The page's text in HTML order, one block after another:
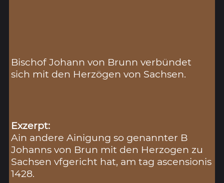
Bischof Johann von Brunn verbündet
sich mit den Herzögen von Sachsen.
Exzerpt:
Ain andere Ainigung so genannter B
Johanns von Brun mit den Herzogen zu
Sachsen vfgericht hat, am tag ascensionis
1428.